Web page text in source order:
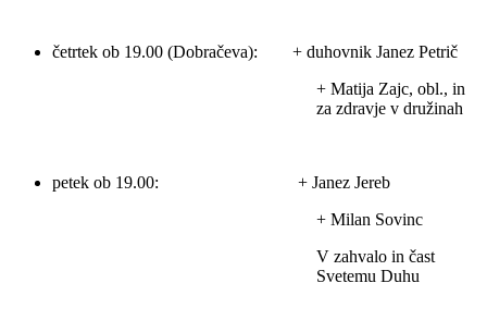
četrtek ob 19.00 (Dobračeva): + duhovnik Janez Petrič
+ Matija Zajc, obl., in
za zdravje v družinah
petek ob 19.00: + Janez Jereb
+ Milan Sovinc
V zahvalo in čast
Svetemu Duhu